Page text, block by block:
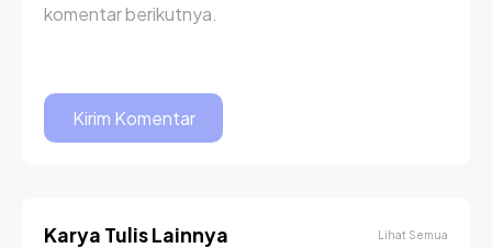
komentar berikutnya.
Karya Tulis Lainnya Lihat Semua